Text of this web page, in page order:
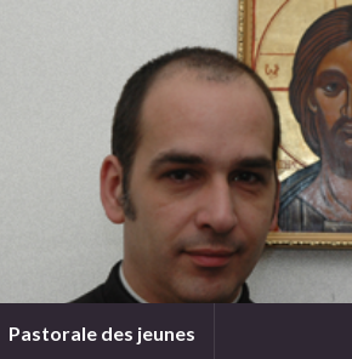
Pastorale des jeunes